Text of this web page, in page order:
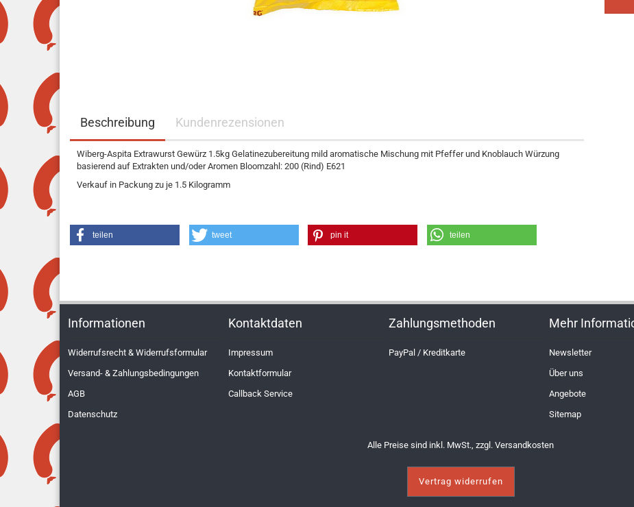
Beschreibung Kundenrezensionen
Wiberg-Aspita Extrawurst Gewürz 1.5kg Gelatinezubereitung mild aromatische Mischung mit Pfeffer und Knoblauch Würzung
basierend auf Extrakten und/oder Aromen Bloomzahl: 200 (Rind) E621
Verkauf in Packung zu je 1.5 Kilogramm
teilen tweet pin it teilen
Informationen
Widerrufsrecht & Widerrufsformular
Versand- & Zahlungsbedingungen
AGB
Datenschutz
Kontaktdaten
Impressum
Kontaktformular
Callback Service
Zahlungsmethoden
PayPal / Kreditkarte
Mehr
Newsletter
Über uns
Angebote
Sitemap
Alle Preise sind inkl. MwSt., zzgl. Versandkosten
Vertrag widerrufen